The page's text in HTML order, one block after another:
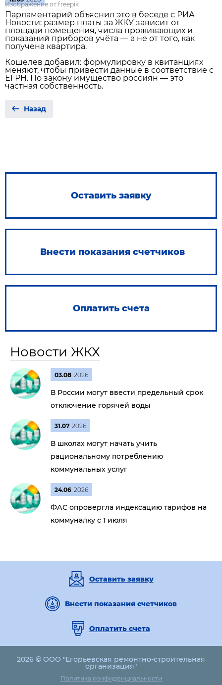
Изображение от freepik
Парламентарий объяснил это в беседе с РИА
Новости: размер платы за ЖКУ зависит от
площади помещения, числа проживающих и
показаний приборов учёта — а не от того, как
получена квартира.
Кошелев добавил: формулировку в квитанциях
меняют, чтобы привести данные в соответствие с
ЕГРН. По закону имущество россиян — это
частная собственность.
Назад
Оставить заявку
Внести показания счетчиков
Оплатить счета
Новости ЖКХ
03.08 2026
В России могут ввести предельный срок
отключение горячей воды
31.07 2026
В школах могут начать учить
рациональному потреблению
коммунальных услуг
24.06 2026
ФАС опровергла индексацию тарифов на
коммуналку с 1 июля
Оставить заявку
Внести показания счетчиков
Оплатить счета
2026 © ООО "Егорьевская ремонтно-строительная
организация"
Политика конфиденциальности